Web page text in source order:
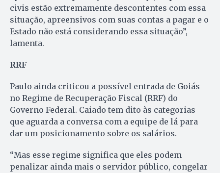
civis estão extremamente descontentes com essa
situação, apreensivos com suas contas a pagar e o
Estado não está considerando essa situação”,
lamenta.
RRF
Paulo ainda criticou a possível entrada de Goiás
no Regime de Recuperação Fiscal (RRF) do
Governo Federal. Caiado tem dito às categorias
que aguarda a conversa com a equipe de lá para
dar um posicionamento sobre os salários.
“Mas esse regime significa que eles podem
penalizar ainda mais o servidor público, congelar